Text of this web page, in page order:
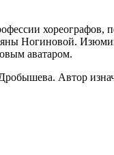
хореографов,
Ногиновой.
аватаром.
Автор